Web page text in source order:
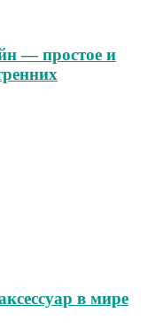
— простое и
в мире